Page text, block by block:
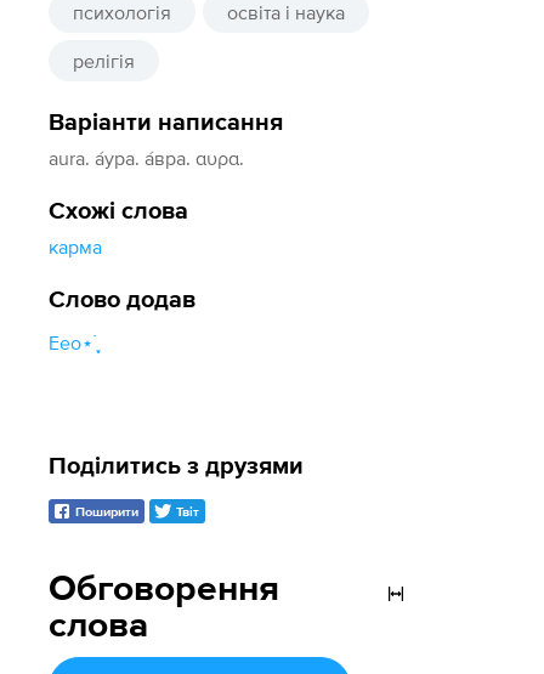
психологія освіта і наука
релігія
Варіанти написання
aura. а́ура. а́вра. αυρα.
Схожі слова
карма
Слово додав
Eeo⋆࣪ ִֶָ
Обговорення
слова
Поділитись з друзями
Поширити Твіт